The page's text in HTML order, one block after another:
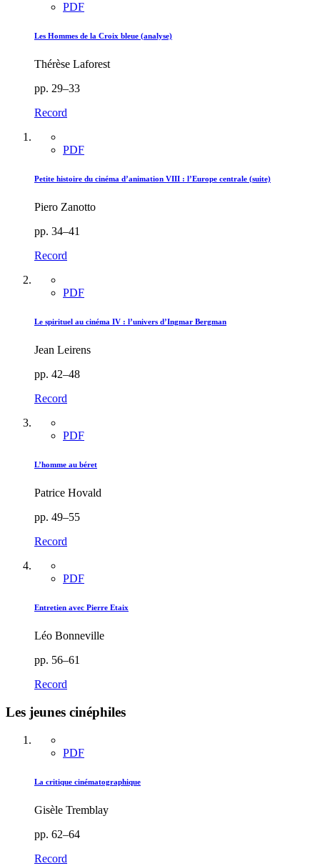
PDF
Les Hommes de la Croix bleue (analyse)
Thérèse Laforest
pp. 29–33
Record
PDF
Petite histoire du cinéma d’animation VIII : l’Europe centrale (suite)
Piero Zanotto
pp. 34–41
Record
PDF
Le spirituel au cinéma IV : l’univers d’Ingmar Bergman
Jean Leirens
pp. 42–48
Record
PDF
L’homme au béret
Patrice Hovald
pp. 49–55
Record
PDF
Entretien avec Pierre Etaix
Léo Bonneville
pp. 56–61
Record
Les jeunes cinéphiles
PDF
La critique cinématographique
Gisèle Tremblay
pp. 62–64
Record